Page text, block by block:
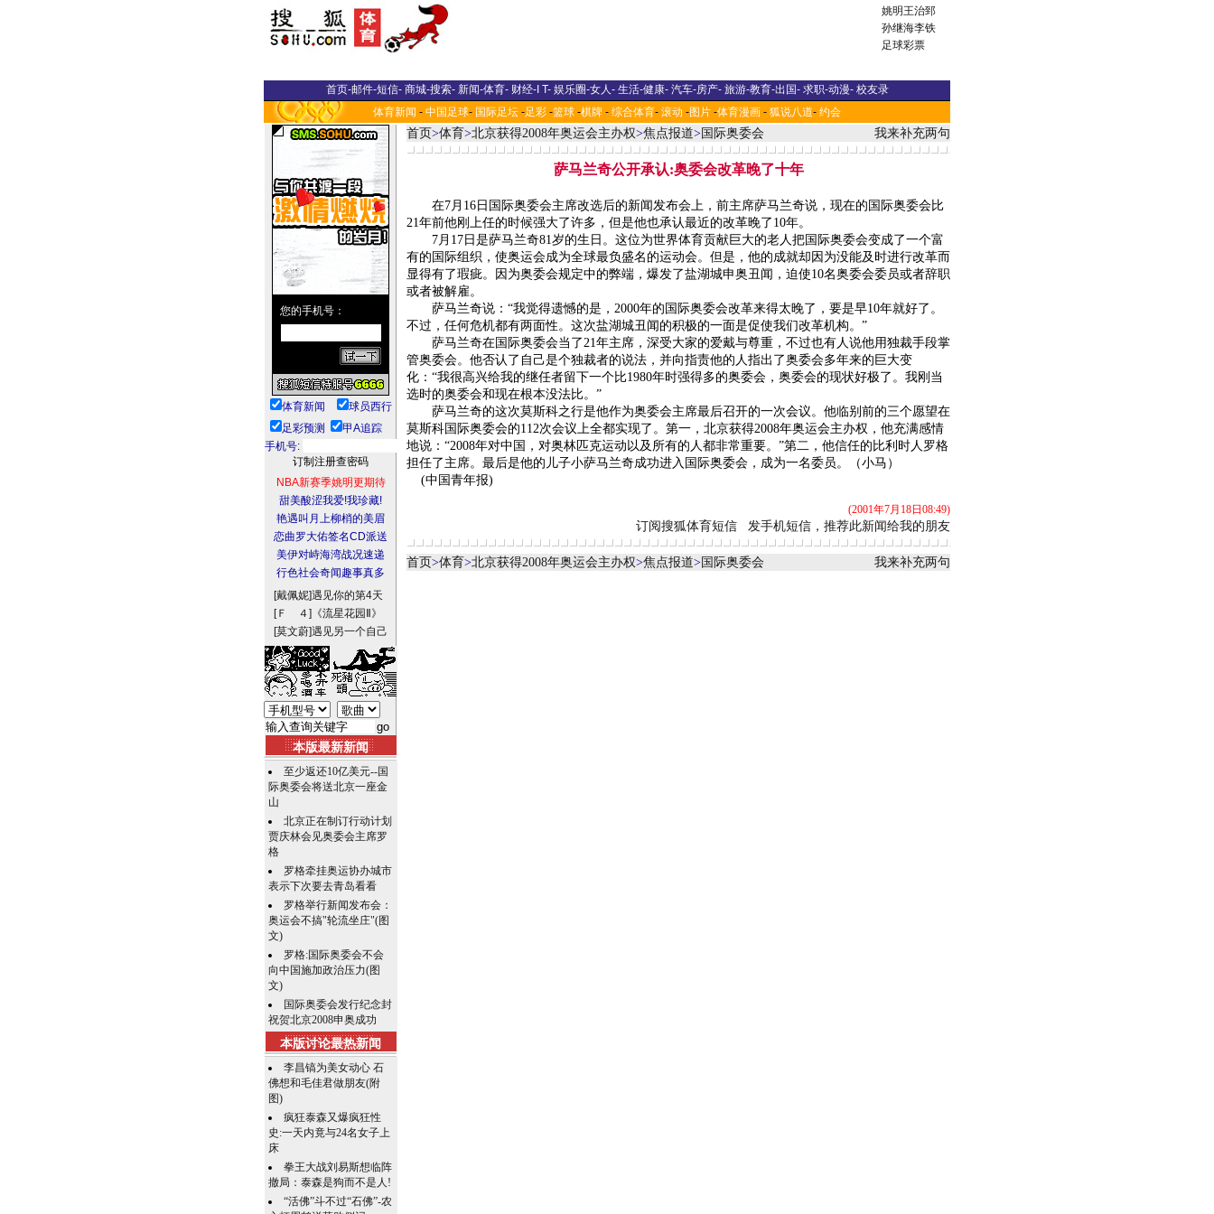
姚明王治郅
孙继海李铁
足球彩票
首页-邮件-短信- 商城-搜索- 新闻-体育- 财经-I T- 娱乐圈-女人- 生活-健康- 汽车-房产- 旅游-教育-出国- 求职-动漫- 校友录
体育新闻 - 中国足球- 国际足坛 -足彩 -篮球 -棋牌 - 综合体育- 滚动 -图片 -体育漫画 - 狐说八道- 约会
体育新闻
球员西行
足彩预测
甲A追踪
手机号:
NBA新赛季姚明更期待
甜美酸涩我爱!我珍藏!
艳遇叫月上柳梢的美眉
恋曲罗大佑签名CD派送
美伊对峙海湾战况速递
行色社会奇闻趣事真多
[戴佩妮]遇见你的第4天
[Ｆ ４] 《流星花园Ⅱ》
[莫文蔚]遇见另一个自己
本版最新新闻
至少返还10亿美元--国
际奥委会将送北京一座金
山
北京正在制订行动计划
贾庆林会见奥委会主席罗
格
罗格牵挂奥运协办城市
表示下次要去青岛看看
罗格举行新闻发布会：
奥运会不搞"轮流坐庄"(图
文)
罗格:国际奥委会不会
向中国施加政治压力(图
文)
国际奥委会发行纪念封
祝贺北京2008申奥成功
本版讨论最热新闻
李昌镐为美女动心 石
佛想和毛佳君做朋友(附
图)
疯狂泰森又爆疯狂性
史:一天内竟与24名女子上
床
拳王大战刘易斯想临阵
撤局：泰森是狗而不是人!
“活佛”斗不过“石佛”-农
首页>体育>北京获得2008年奥运会主办权>焦点报道> 国际奥委会 我来补充两句
萨马兰奇公开承认:奥委会改革晚了十年
在7月16日国际奥委会主席改选后的新闻发布会上，前主席萨马兰奇说，现在的国际奥委会比
21年前他刚上任的时候强大了许多，但是他也承认最近的改革晚了10年。
7月17日是萨马兰奇81岁的生日。这位为世界体育贡献巨大的老人把国际奥委会变成了一个富
有的国际组织，使奥运会成为全球最负盛名的运动会。但是，他的成就却因为没能及时进行改革而
显得有了瑕疵。因为奥委会规定中的弊端，爆发了盐湖城申奥丑闻，迫使10名奥委会委员或者辞职
或者被解雇。
萨马兰奇说：“我觉得遗憾的是，2000年的国际奥委会改革来得太晚了，要是早10年就好了。
不过，任何危机都有两面性。这次盐湖城丑闻的积极的一面是促使我们改革机构。”
萨马兰奇在国际奥委会当了21年主席，深受大家的爱戴与尊重，不过也有人说他用独裁手段掌
管奥委会。他否认了自己是个独裁者的说法，并向指责他的人指出了奥委会多年来的巨大变
化：“我很高兴给我的继任者留下一个比1980年时强得多的奥委会，奥委会的现状好极了。我刚当
选时的奥委会和现在根本没法比。”
萨马兰奇的这次莫斯科之行是他作为奥委会主席最后召开的一次会议。他临别前的三个愿望在
莫斯科国际奥委会的112次会议上全都实现了。第一，北京获得2008年奥运会主办权，他充满感情
地说：“2008年对中国，对奥林匹克运动以及所有的人都非常重要。”第二，他信任的比利时人罗格
担任了主席。最后是他的儿子小萨马兰奇成功进入国际奥委会，成为一名委员。（小马）
(中国青年报)
(2001年7月18日08:49)
订阅搜狐体育短信 发手机短信，推荐此新闻给我的朋友
首页>体育>北京获得2008年奥运会主办权>焦点报道> 国际奥委会 我来补充两句